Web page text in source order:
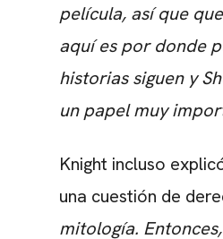
película, así que
aquí es por donde
historias siguen y
un papel muy
Knight incluso
una cuestión de
mitología.